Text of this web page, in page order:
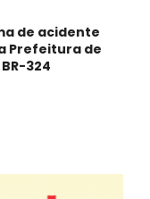
de acidente
Prefeitura de
324